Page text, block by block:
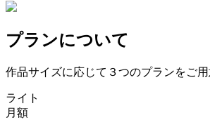
プランについて
作品サイズに応じて３つのプランをご用
ライト
月額